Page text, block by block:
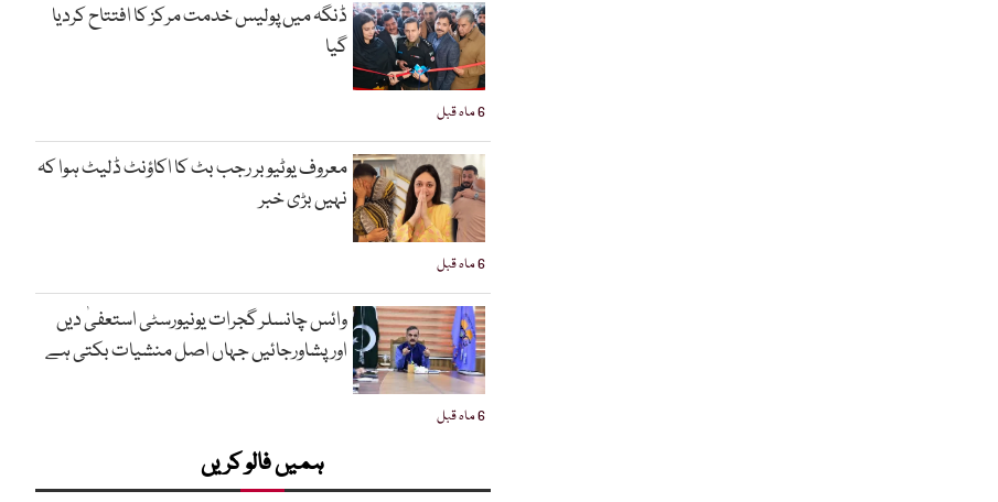
6 ماہ قبل
ڈنگہ میں پولیس خدمت مرکز کا افتتاح کردیا
گیا
6 ماہ قبل
معروف یوٹیوبر رجب بٹ کا اکاؤنٹ ڈلیٹ ہوا کہ
نہیں بڑی خبر
6 ماہ قبل
وائس چانسلر گجرات یونیورسٹی استعفیٰ دیں
اورپشاورجائیں جہاں اصل منشیات بکتی ہے
ہمیں فالو کریں